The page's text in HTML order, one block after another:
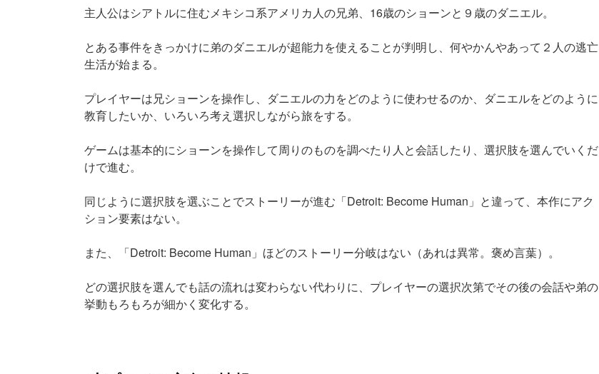
主人公はシアトルに住むメキシコ系アメリカ人の兄弟、16歳のショーンと９歳のダニエル。
とある事件をきっかけに弟のダニエルが超能力を使えることが判明し、何やかんやあって２人の逃亡
生活が始まる。
プレイヤーは兄ショーンを操作し、ダニエルの力をどのように使わせるのか、ダニエルをどのように
教育したいか、いろいろ考え選択しながら旅をする。
ゲームは基本的にショーンを操作して周りのものを調べたり人と会話したり、選択肢を選んでいくだ
けで進む。
同じように選択肢を選ぶことでストーリーが進む「Detroit: Become Human」と違って、本作にアク
ション要素はない。
また、「Detroit: Become Human」ほどのストーリー分岐はない（あれは異常。褒め言葉）。
どの選択肢を選んでも話の流れは変わらない代わりに、プレイヤーの選択次第でその後の会話や弟の
挙動もろもろが細かく変化する。